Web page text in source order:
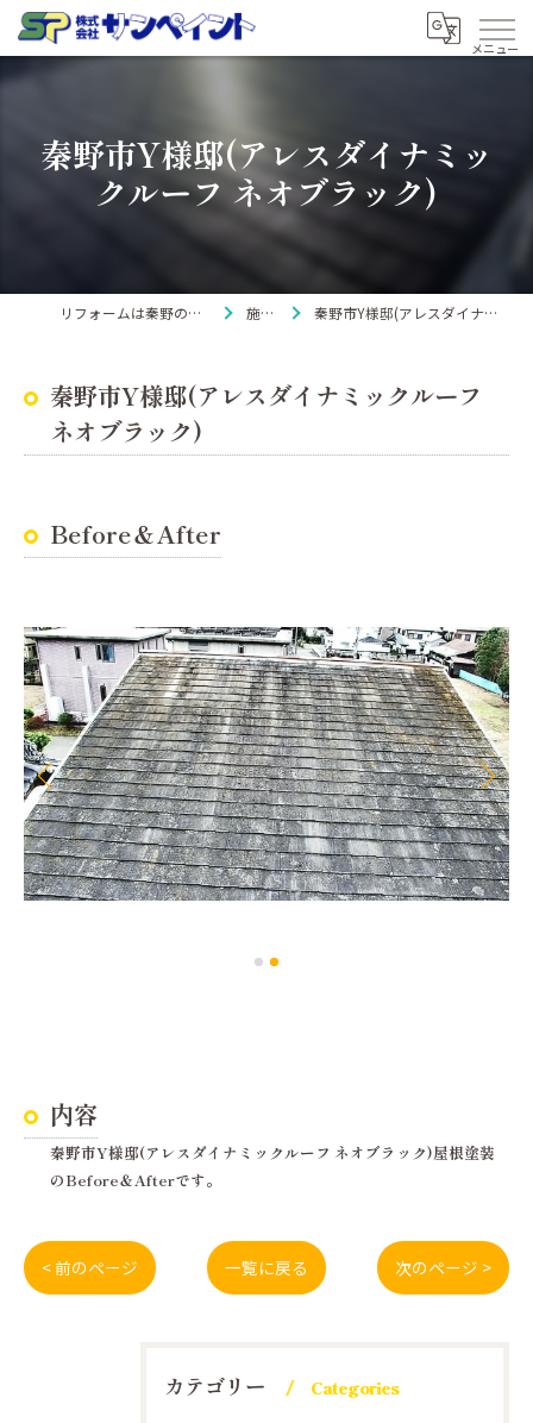
秦野市Y様邸(アレスダイナミッ
クルーフ ネオブラック)
リフォームは秦野の株式会社サンペイント 施工事例 秦野市Y様邸(アレスダイナミックルーフ ネオブラック)
秦野市Y様邸(アレスダイナミックルーフ
ネオブラック)
Before＆After
内容
秦野市Y様邸(アレスダイナミックルーフ ネオブラック)屋根塗装
のBefore＆Afterです。
< 前のページ 一覧に戻る 次のページ >
カテゴリー Categories